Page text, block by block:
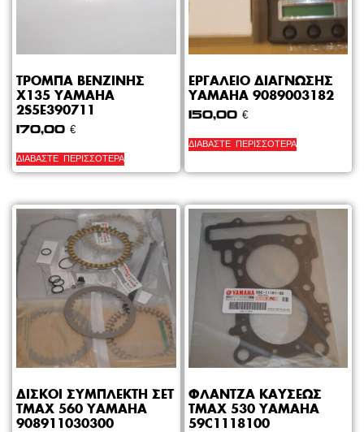
ΤΡΟΜΠΑ ΒΕΝΖΙΝΗΣ
X135 YAMAHA
2S5E390711
170,00 €
ΔΙΑΒΆΣΤΕ ΠΕΡΙΣΣΌΤΕΡΑ
ΕΡΓΑΛΕΙΟ ΔΙΑΓΝΩΣΗΣ
YAMAHA 9089003182
150,00 €
ΔΙΑΒΆΣΤΕ ΠΕΡΙΣΣΌΤΕΡΑ
ΔΙΣΚΟΙ ΣΥΜΠΛΕΚΤΗ ΣΕΤ
TMAX 560 YAMAHA
908911030300
ΦΛΑΝΤΖΑ ΚΑΥΣΕΩΣ
ΤΜΑΧ 530 YAMAHA
59C1118100